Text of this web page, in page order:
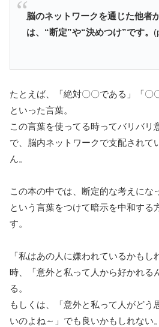
脳のネットワークを通じた他者
は、“断定”や“決めつけ”です。
たとえば、「絶対〇〇である」「〇
といった言葉。
この言葉を使ってる時ってバリバリ
で、脳内ネットワークで支配されて
ん。
この本の中では、断定的な考えにな
という言葉をつけて暗示を中和する
す。
「私はあの人に嫌われているかも
時、「意外と私って人から好かれる
る。
もしくは、「意外と私って人がどう
いのよね～」でも良いかもしれない。